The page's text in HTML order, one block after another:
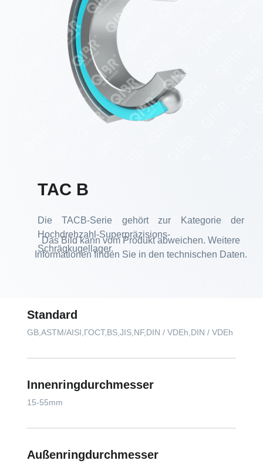
Das Bild kann vom Produkt abweichen. Weitere
Informationen finden Sie in den technischen Daten.
TAC B
Die TACB-Serie gehört zur Kategorie der
Hochdrehzahl-Superpräzisions-
Schrägkugellager.
Standard
GB,ASTM/AISI,ГОСТ,BS,JIS,NF,DIN / VDEh,DIN / VDEh
Innenringdurchmesser
15-55mm
Außenringdurchmesser